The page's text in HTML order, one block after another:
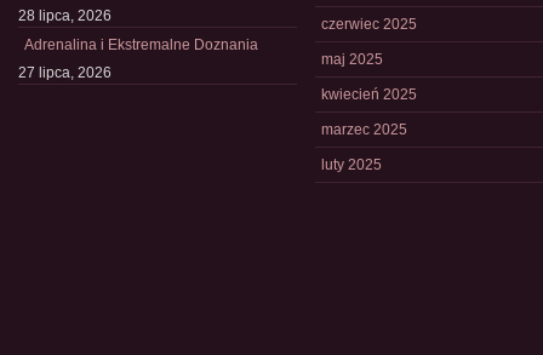
28 lipca, 2026
Adrenalina i Ekstremalne Doznania
27 lipca, 2026
czerwiec 2025
maj 2025
kwiecień 2025
marzec 2025
luty 2025